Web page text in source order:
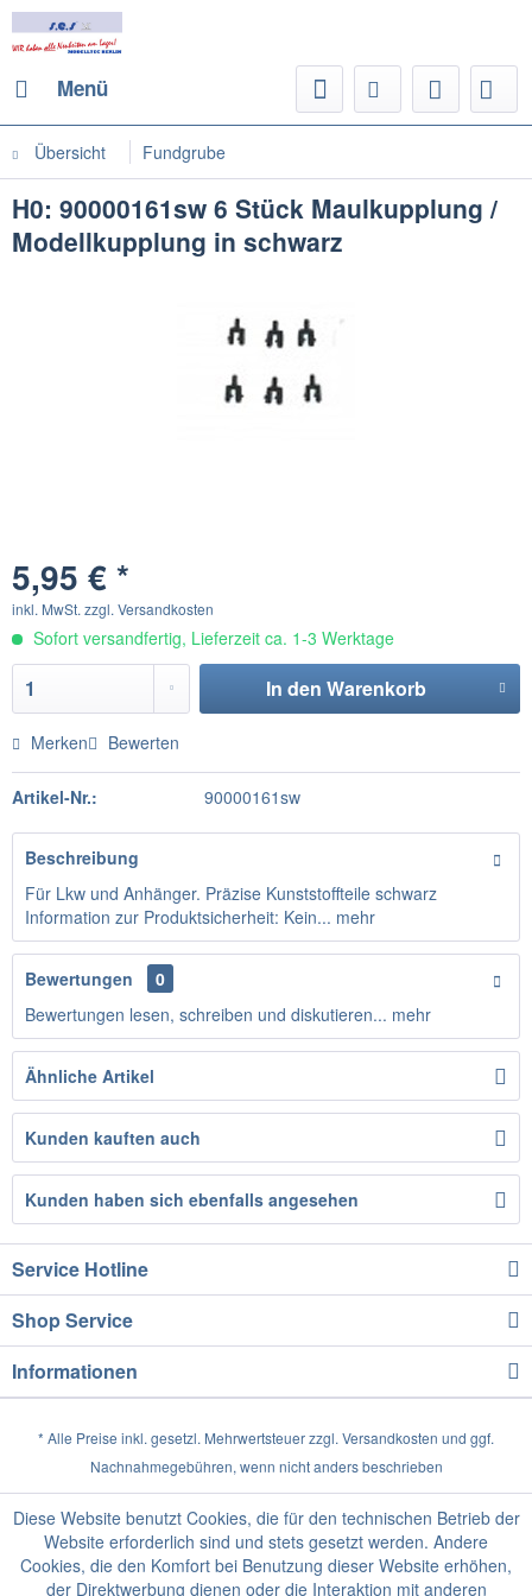
Menü
Übersicht Fundgrube
H0: 90000161sw 6 Stück Maulkupplung /
Modellkupplung in schwarz
5,95 € *
inkl. MwSt. zzgl. Versandkosten
Sofort versandfertig, Lieferzeit ca. 1-3 Werktage
In den Warenkorb
Merken Bewerten
Artikel-Nr.: 90000161sw
Beschreibung
Für Lkw und Anhänger. Präzise Kunststoffteile schwarz
Information zur Produktsicherheit: Kein... mehr
Bewertungen
0
Bewertungen lesen, schreiben und diskutieren... mehr
Ähnliche Artikel
Kunden kauften auch
Kunden haben sich ebenfalls angesehen
Service Hotline
Shop Service
Informationen
* Alle Preise inkl. gesetzl. Mehrwertsteuer zzgl. Versandkosten und ggf.
Nachnahmegebühren, wenn nicht anders beschrieben
Diese Website benutzt Cookies, die für den technischen Betrieb der
Website erforderlich sind und stets gesetzt werden. Andere
Cookies, die den Komfort bei Benutzung dieser Website erhöhen,
der Direktwerbung dienen oder die Interaktion mit anderen